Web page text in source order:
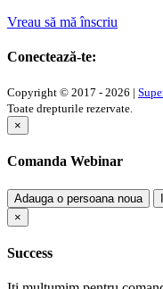
Vreau să mă înscriu
Conectează-te:
Copyright © 2017 - 2026 |
Toate drepturile rezervate.
×
Comanda Webinar
Adauga o persoana noua
×
Success